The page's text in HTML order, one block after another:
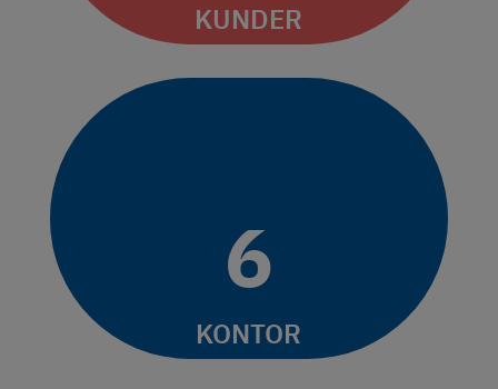
KUNDER
6
KONTOR